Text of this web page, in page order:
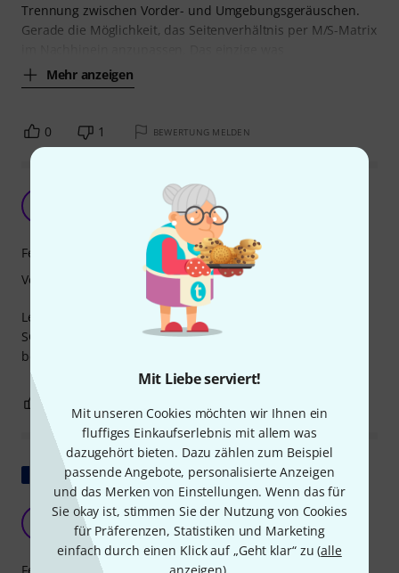
Mit Liebe serviert!
Mit unseren Cookies möchten wir Ihnen ein
fluffiges Einkaufserlebnis mit allem was
dazugehört bieten. Dazu zählen zum Beispiel
passende Angebote, personalisierte Anzeigen
und das Merken von Einstellungen. Wenn das für
Sie okay ist, stimmen Sie der Nutzung von Cookies
für Präferenzen, Statistiken und Marketing
einfach durch einen Klick auf „Geht klar“ zu (alle
anzeigen).
Trennung zwischen Vorder- und Umgebungsgeräuschen.
Gerade die Möglichkeit, das Seitenverhältnis per M/S-Matrix
Mehr anzeigen
0 1 BEWERTUNG MELDEN
Im vergleich wirkt es billig!
DaViDeHH 12.04.2026
Leider wirkt ist das Mikrofon, im Vergleich zum SSH-6 und
SGH-6, ziemlich billig! Schade! Da war die Qualität mal
besser bei Zoom!
Features
Verarbeitung
Original zeigen
HERVORRAGEND
Bcac 07.04.2026
Features